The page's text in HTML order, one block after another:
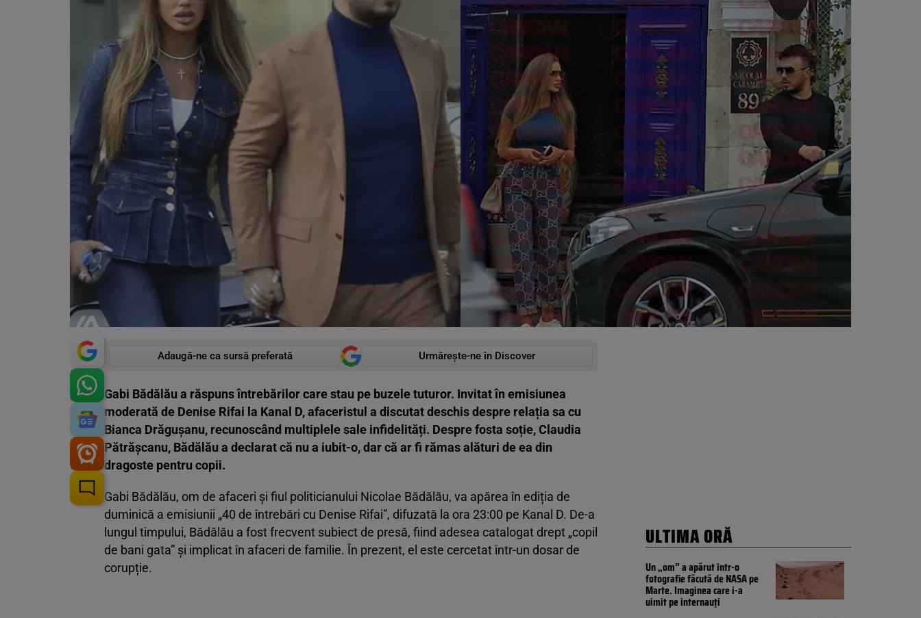
Adaugă-ne ca sursă preferată Urmărește-ne în Discover
Gabi Bădălău a răspuns întrebărilor care stau pe buzele tuturor. Invitat în emisiunea
moderată de Denise Rifai la Kanal D, afaceristul a discutat deschis despre relația sa cu
Bianca Drăgușanu, recunoscând multiplele sale infidelități. Despre fosta soție, Claudia
Pătrășcanu, Bădălău a declarat că nu a iubit-o, dar că ar fi rămas alături de ea din
dragoste pentru copii.
Gabi Bădălău, om de afaceri și fiul politicianului Nicolae Bădălău, va apărea în ediția de
duminică a emisiunii „40 de întrebări cu Denise Rifai”, difuzată la ora 23:00 pe Kanal D. De-a
lungul timpului, Bădălău a fost frecvent subiect de presă, fiind adesea catalogat drept „copil
de bani gata” și implicat în afaceri de familie. În prezent, el este cercetat într-un dosar de
corupție.
ULTIMA ORĂ
Un „om” a apărut într-o
fotografie făcută de NASA pe
Marte. Imaginea care i-a
uimit pe internauți